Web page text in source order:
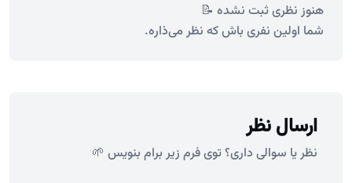
هنوز نظری ثبت نشده 📝
شما اولین نفری باش که نظر می‌ذاره.
ارسال نظر
نظر یا سوالی داری؟ توی فرم زیر برام بنویس 🌱